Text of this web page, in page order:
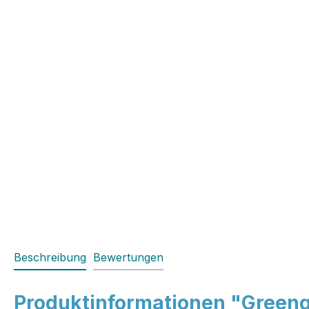
Beschreibung Bewertungen
Produktinformationen